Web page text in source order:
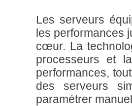
Les serveurs
les performances
cœur. La
processeurs et
performances,
des serveurs
paramétrer